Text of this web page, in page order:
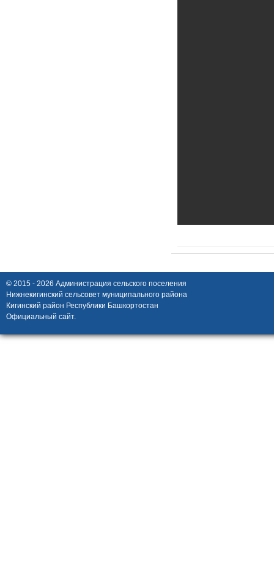
© 2015 - 2026 Администрация сельского поселения
Нижнекигинский сельсовет муниципального района
Кигинский район Республики Башкортостан
Официальный сайт.